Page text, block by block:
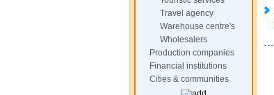
Travel agency
Warehouse centre's
Wholesalers
Production companies
Financial institutions
Cities & communities